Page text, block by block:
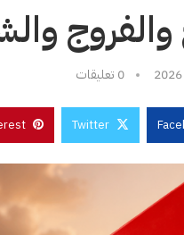
0 تعليقات
Twitter